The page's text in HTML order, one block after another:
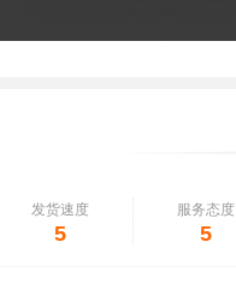
发货速度
5
服务态度
5